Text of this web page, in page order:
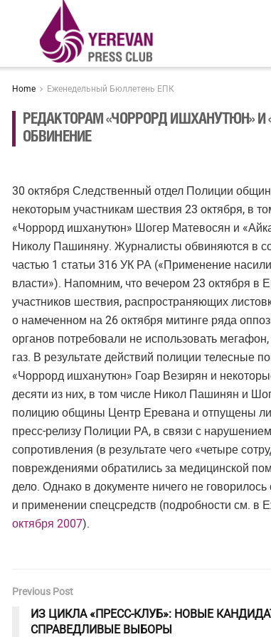
Home Еженедельный Бюллетень ЕПК
РЕДАКТОРАМ «ЧОРРОРД ИШХАНУТЮН»
ОБВИНЕНИЕ
30 октября Следственный отдел Полиции
некоторым участникам шествия 23 октября, в
«Чоррорд ишханутюн» Шогер Матевосян и
Николу Пашиняну. Журналисты обвиняются в
частью 1 статьи 316 УК РА («Применение
власти»). Напомним, что вечером 23 октября в
участников шествия, распространяющих
о намеченном на 26 октября митинге ряда
органов потребовали не использовать
газ. В результате действий полиции телесные
«Чоррорд ишханутюн» Гоар Везирян и
десяти из них, в том числе Никол Пашинян и
полицию общины Центр Еревана и отпущены
пресс-релизу Полиции РА, в связи с
сопротивления (в результате чего «четыре
повреждениями обратились за медицинской
дело. Однако в документе ничего не
и применении спецсредств (подробности см. в
октября 2007).
Previous Post
ИЗ ЦИКЛА «ПРЕСС-КЛУБ»: НОВЫЕ
СПРАВЕДЛИВЫЕ ВЫБОРЫ